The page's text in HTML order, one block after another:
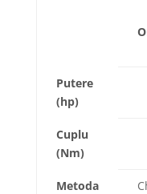
Putere
(hp)
Cuplu
(Nm)
Metoda